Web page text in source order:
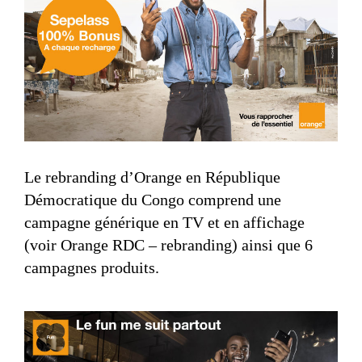
Le rebranding d’Orange en République
Démocratique du Congo comprend une
campagne générique en TV et en affichage
(voir Orange RDC – rebranding) ainsi que 6
campagnes produits.